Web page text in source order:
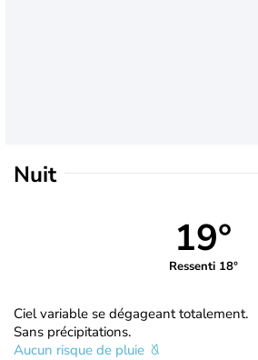
Nuit
19°
Ressenti 18°
Ciel variable se dégageant totalement.
Sans précipitations.
Aucun risque de pluie